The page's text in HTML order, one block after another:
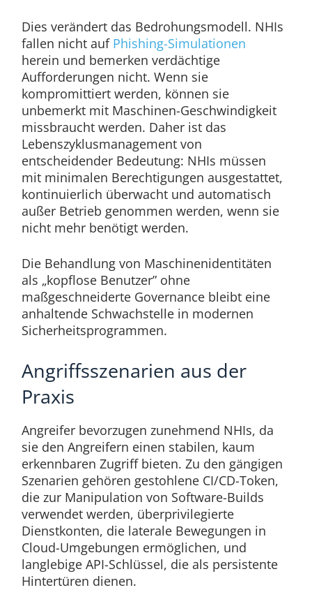
Dies verändert das Bedrohungsmodell. NHIs
fallen nicht auf Phishing-Simulationen
herein und bemerken verdächtige
Aufforderungen nicht. Wenn sie
kompromittiert werden, können sie
unbemerkt mit Maschinen-Geschwindigkeit
missbraucht werden. Daher ist das
Lebenszyklusmanagement von
entscheidender Bedeutung: NHIs müssen
mit minimalen Berechtigungen ausgestattet,
kontinuierlich überwacht und automatisch
außer Betrieb genommen werden, wenn sie
nicht mehr benötigt werden.
Die Behandlung von Maschinenidentitäten
als „kopflose Benutzer” ohne
maßgeschneiderte Governance bleibt eine
anhaltende Schwachstelle in modernen
Sicherheitsprogrammen.
Angriffsszenarien aus der
Praxis
Angreifer bevorzugen zunehmend NHIs, da
sie den Angreifern einen stabilen, kaum
erkennbaren Zugriff bieten. Zu den gängigen
Szenarien gehören gestohlene CI/CD-Token,
die zur Manipulation von Software-Builds
verwendet werden, überprivilegierte
Dienstkonten, die laterale Bewegungen in
Cloud-Umgebungen ermöglichen, und
langlebige API-Schlüssel, die als persistente
Hintertüren dienen.